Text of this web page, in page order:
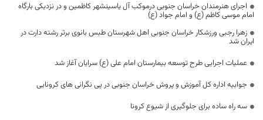
اجرای هنرمندان خراسان جنوبی درموکب آل یاسینشهر کاظمین و در نزدیکی بارگاه
امام موسی کاظم (ع) و امام جواد (ع)
زهرا رجبی ورزشکار خراسان جنوبی اهل شهرستان طبس بانوی برتر رشته دارت در
ایران شد
عملیات اجرایی طرح توسعه بیمارستان امام علی (ع) سرایان آغاز شد
جوابیه اداره کل آموزش و پروش خراسان جنوبی در پی نگرانی های کرونایی
سه راه ساده برای جلوگیری از شیوع کرونا